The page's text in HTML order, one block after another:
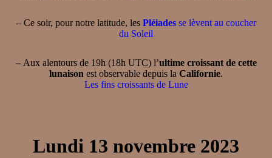
–Ce soir, pour notre latitude, les Pléiadesse lèvent au coucher
du Soleil
–Aux alentours de 19h (18h UTC) l’ultime croissant de cette
lunaison est observable depuis la Californie.
Les fins croissants de Lune
Lundi 13 novembre 2023